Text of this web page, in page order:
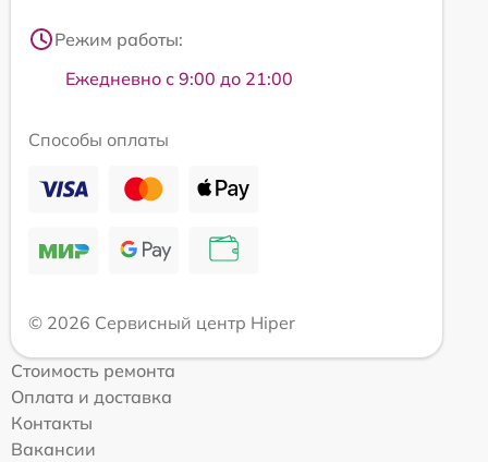
Режим работы:
Ежедневно с 9:00 до 21:00
Способы оплаты
© 2026 Сервисный центр Hiper
Стоимость ремонта
Оплата и доставка
Контакты
Вакансии